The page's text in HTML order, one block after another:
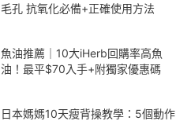
毛孔 抗氧化必備+正確使用方法
魚油推薦｜10大iHerb回購率高魚
油！最平$70入手+附獨家優惠碼
日本媽媽10天瘦背操教學：5個動作